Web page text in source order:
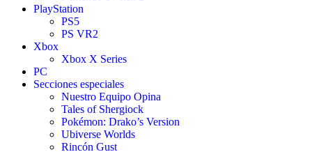
PlayStation
PS5
PS VR2
Xbox
Xbox X Series
PC
Secciones especiales
Nuestro Equipo Opina
Tales of Shergiock
Pokémon: Drako’s Version
Ubiverse Worlds
Rincón Gust